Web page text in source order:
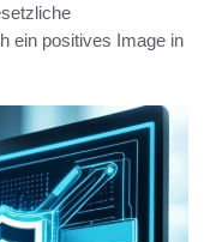
ein positives Image in